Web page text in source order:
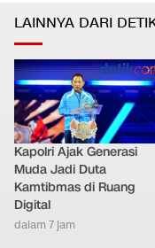
LAINNYA DARI
Kapolri Ajak Generasi
Muda Jadi Duta
Kamtibmas di Ruang
Digital
dalam 7 jam